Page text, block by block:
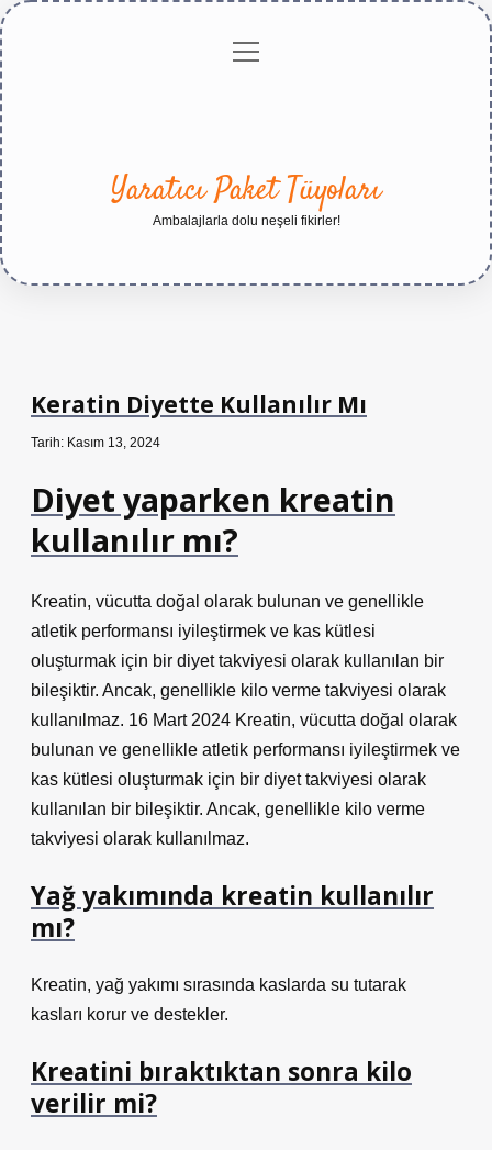
Gizlilikmenüyü
Yaratıcı Paket Tüyoları
Ambalajlarla dolu neşeli fikirler!
Keratin Diyette Kullanılır Mı
Tarih: Kasım 13, 2024
Diyet yaparken kreatin
kullanılır mı?
Kreatin, vücutta doğal olarak bulunan ve genellikle
atletik performansı iyileştirmek ve kas kütlesi
oluşturmak için bir diyet takviyesi olarak kullanılan bir
bileşiktir. Ancak, genellikle kilo verme takviyesi olarak
kullanılmaz. 16 Mart 2024 Kreatin, vücutta doğal olarak
bulunan ve genellikle atletik performansı iyileştirmek ve
kas kütlesi oluşturmak için bir diyet takviyesi olarak
kullanılan bir bileşiktir. Ancak, genellikle kilo verme
takviyesi olarak kullanılmaz.
Yağ yakımında kreatin kullanılır
mı?
Kreatin, yağ yakımı sırasında kaslarda su tutarak
kasları korur ve destekler.
Kreatini bıraktıktan sonra kilo
verilir mi?